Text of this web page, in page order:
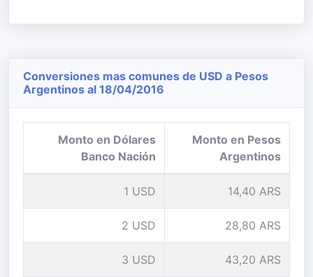
Conversiones mas comunes de USD a Pesos
Argentinos al 18/04/2016
Monto en Dólares
Banco Nación
Monto en Pesos
Argentinos
1 USD 14,40 ARS
2 USD 28,80 ARS
3 USD 43,20 ARS